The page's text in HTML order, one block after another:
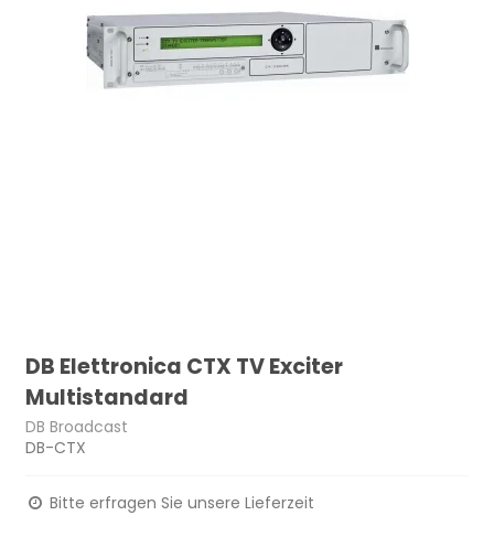
DB Elettronica CTX TV Exciter
Multistandard
DB Broadcast
DB-CTX
Bitte erfragen Sie unsere Lieferzeit